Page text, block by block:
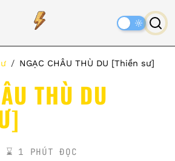
NGẠC CHÂU THÙ DU [Thiền sư]
THÙ DU
⌛️ 1 PHÚT ĐỌC